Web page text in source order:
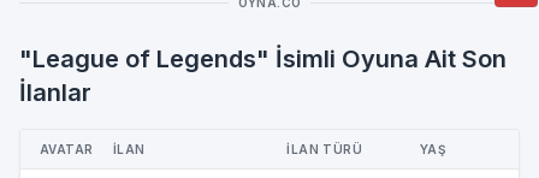
"League of Legends" İsimli Oyuna Ait Son
İlanlar
AVATAR İLAN İLAN TÜRÜ YAŞ